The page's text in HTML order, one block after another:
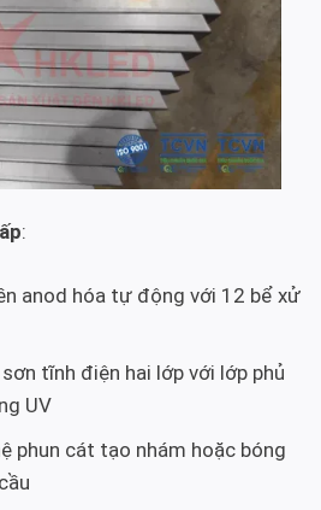
:
anod hóa tự động với 12 bể xử
tĩnh điện hai lớp với lớp phủ
UV
phun cát tạo nhám hoặc bóng